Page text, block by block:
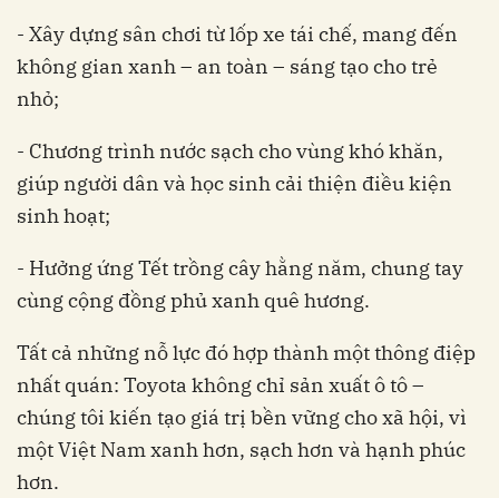
- Xây dựng sân chơi từ lốp xe tái chế, mang đến
không gian xanh – an toàn – sáng tạo cho trẻ
nhỏ;
- Chương trình nước sạch cho vùng khó khăn,
giúp người dân và học sinh cải thiện điều kiện
sinh hoạt;
- Hưởng ứng Tết trồng cây hằng năm, chung tay
cùng cộng đồng phủ xanh quê hương.
Tất cả những nỗ lực đó hợp thành một thông điệp
nhất quán: Toyota không chỉ sản xuất ô tô –
chúng tôi kiến tạo giá trị bền vững cho xã hội, vì
một Việt Nam xanh hơn, sạch hơn và hạnh phúc
hơn.